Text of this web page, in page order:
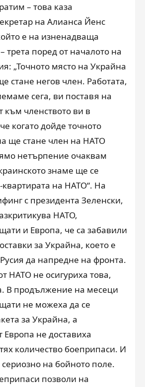
– това каза
на Алианса Йенс
е на изненадваща
трета поред от началото на
„Точното място на Украйна
стане негов член. Работата,
сега, ви поставя на
към членството ви в
когато дойде точното
ще стане член на НАТО
нетърпение очаквам
знаме ще се
на НАТО“. На
с президента Зеленски,
НАТО,
и Европа, че са забавили
за Украйна, което е
да напредне на фронта.
НАТО не осигуриха това,
В продължение на месеци
не можеха да се
за Украйна, а
Европа не доставиха
количество боеприпаси. И
сериозно на бойното поле.
позволи на